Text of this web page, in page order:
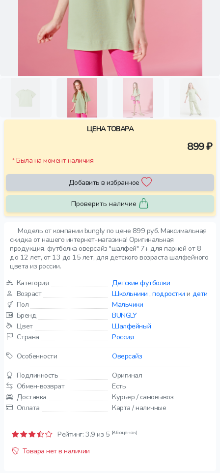
Модель от компании bungly по цене 899 руб. Максимальная
скидка от нашего интернет-магазина! Оригинальная
продукция. футболка оверсайз "шалфей" 7+ для парней от 8
до 12 лет, от 13 до 15 лет, для детского возраста шалфейного
цвета из россии.
Категория
Детские футболки
Возраст
Школьники ,подростки и дети
Пол
Мальчики
Бренд
BUNGLY
Цвет
Шалфейный
Страна
Россия
Особенности
Оверсайз
Подлинность
Оригинал
Обмен-возврат
Есть
Доставка
Курьер / самовывоз
Оплата
Карта / наличные
Рейтинг: 3.9 из 5 (86 оценок)
Товара нет в наличии
ЦЕНА ТОВАРА
899 ₽
* Была на момент наличия
Добавить в избранное
Проверить наличие